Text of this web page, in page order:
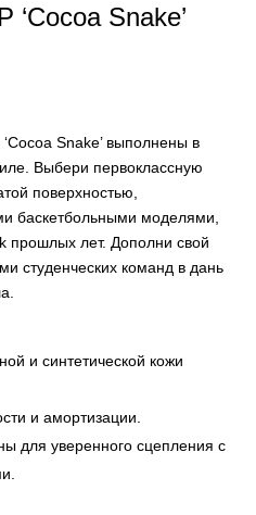
‘Cocoa Snake’
Snake’ выполнены в
Выбери первоклассную
поверхностью,
баскетбольными моделями,
прошлых лет. Дополни свой
студенческих команд в дань
и синтетической кожи
и амортизации.
для уверенного сцепления с